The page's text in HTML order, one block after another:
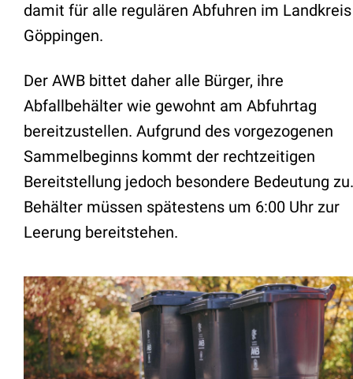
damit für alle regulären Abfuhren im Landkreis
Göppingen.
Der AWB bittet daher alle Bürger, ihre
Abfallbehälter wie gewohnt am Abfuhrtag
bereitzustellen. Aufgrund des vorgezogenen
Sammelbeginns kommt der rechtzeitigen
Bereitstellung jedoch besondere Bedeutung
Behälter müssen spätestens um 6:00 Uhr zur
Leerung bereitstehen.